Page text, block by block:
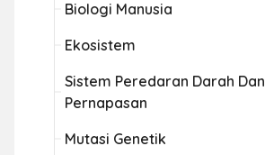
Biologi Manusia
Ekosistem
Sistem Peredaran Darah Dan
Pernapasan
Mutasi Genetik